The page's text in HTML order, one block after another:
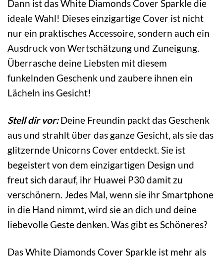
Dann ist das White Diamonds Cover Sparkle die
ideale Wahl! Dieses einzigartige Cover ist nicht
nur ein praktisches Accessoire, sondern auch ein
Ausdruck von Wertschätzung und Zuneigung.
Überrasche deine Liebsten mit diesem
funkelnden Geschenk und zaubere ihnen ein
Lächeln ins Gesicht!
Stell dir vor:Deine Freundin packt das Geschenk
aus und strahlt über das ganze Gesicht, als sie das
glitzernde Unicorns Cover entdeckt. Sie ist
begeistert von dem einzigartigen Design und
freut sich darauf, ihr Huawei P30 damit zu
verschönern. Jedes Mal, wenn sie ihr Smartphone
in die Hand nimmt, wird sie an dich und deine
liebevolle Geste denken. Was gibt es Schöneres?
Das White Diamonds Cover Sparkle ist mehr als